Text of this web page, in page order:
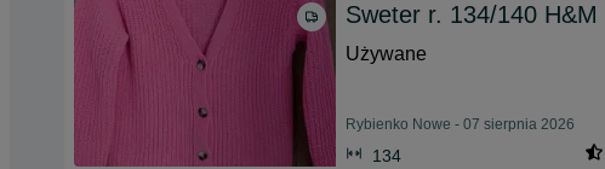
Sweter r. 134/140 H&M
Używane
Rybienko Nowe - 07 sierpnia 2026
134